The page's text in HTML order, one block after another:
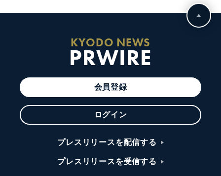
KYODO NEWS
PRWIRE
会員登録
ログイン
プレスリリースを配信する
プレスリリースを受信する